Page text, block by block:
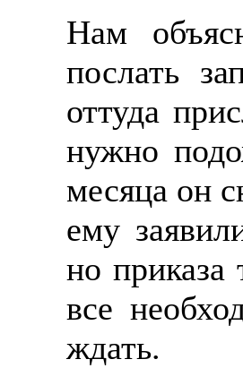
Нам
послать
оттуда
нужно
месяца он
ему
но приказа
все
ждать.